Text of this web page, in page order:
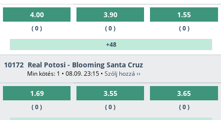
4.00
( 0 )
3.90
( 0 )
1.55
( 0 )
+48
10172 Real Potosi - Blooming Santa Cruz
Min kötés: 1 • 08.09. 23:15 • Szólj hozzá ››
1.69
( 0 )
3.55
( 0 )
3.65
( 0 )